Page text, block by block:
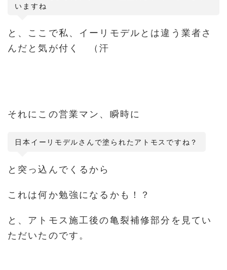
いますね
と、ここで私、イーリモデルとは違う業者さ
んだと気が付く （汗
それにこの営業マン、瞬時に
日本イーリモデルさんで塗られたアトモスですね？
と突っ込んでくるから
これは何か勉強になるかも！？
と、アトモス施工後の亀裂補修部分を見てい
ただいたのです。